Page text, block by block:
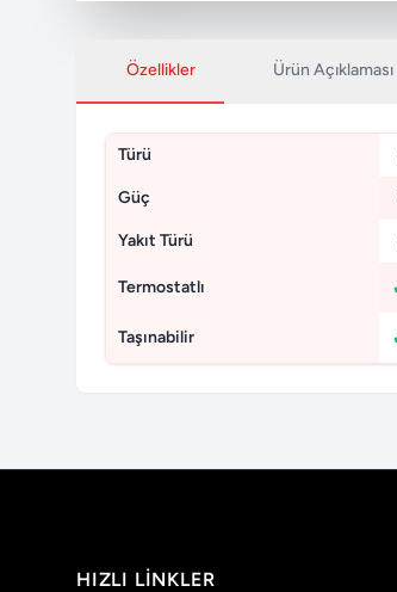
Özellikler Ürün Açıklaması
Türü
Güç
Yakıt Türü
Termostatlı
Taşınabilir
HIZLI LINKLER